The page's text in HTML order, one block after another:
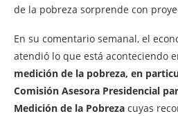
de la pobreza sorprende con
En su comentario semanal, el
atendió lo que está aconteciendo
medición de la pobreza, en
Comisión Asesora Presidencial
Medición de la Pobreza cuyas